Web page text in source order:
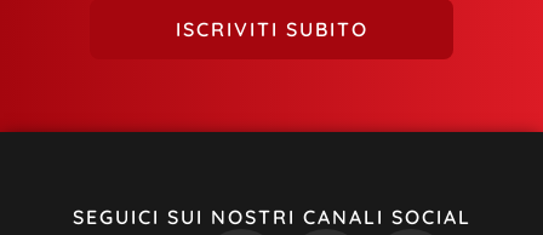
ISCRIVITI SUBITO
SEGUICI SUI NOSTRI CANALI SOCIAL